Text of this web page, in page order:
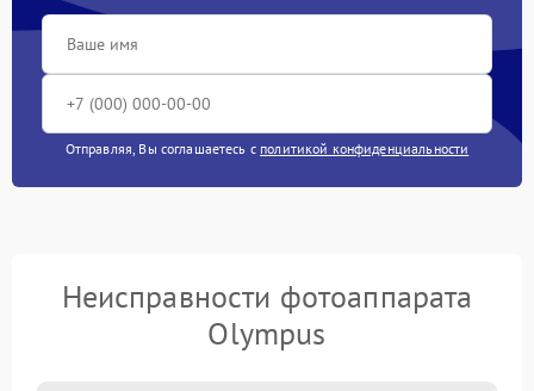
Отправляя, Вы соглашаетесь с политикой конфиденциальности
Неисправности фотоаппарата
Olympus